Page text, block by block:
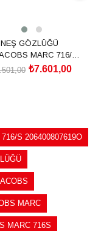
GÖZLÜĞÜ
MARC 716/S
₺7.601,00
S 206400807619O
MARC
MARC 716S